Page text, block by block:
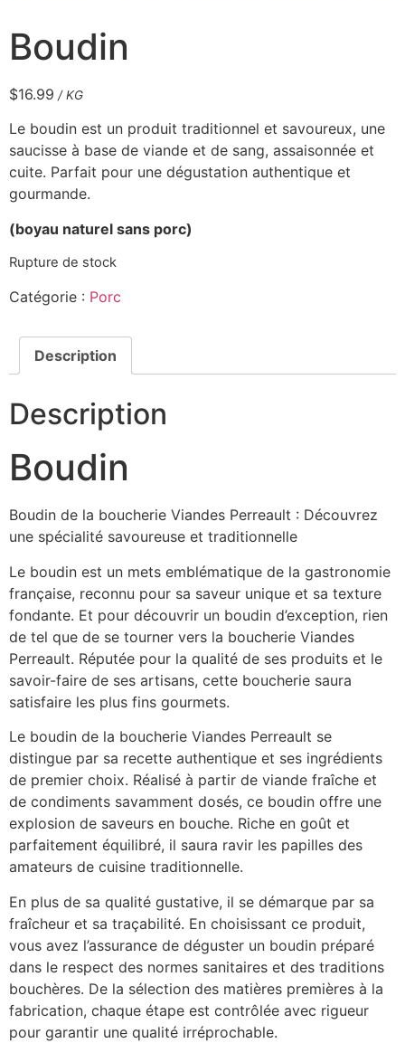
Boudin
$16.99 / KG
Le boudin est un produit traditionnel et savoureux, une
saucisse à base de viande et de sang, assaisonnée et
cuite. Parfait pour une dégustation authentique et
gourmande.
(boyau naturel sans porc)
Rupture de stock
Catégorie : Porc
Description
Description
Boudin
Boudin de la boucherie Viandes Perreault : Découvrez
une spécialité savoureuse et traditionnelle
Le boudin est un mets emblématique de la gastronomie
française, reconnu pour sa saveur unique et sa texture
fondante. Et pour découvrir un boudin d’exception, rien
de tel que de se tourner vers la boucherie Viandes
Perreault. Réputée pour la qualité de ses produits et le
savoir-faire de ses artisans, cette boucherie saura
satisfaire les plus fins gourmets.
Le boudin de la boucherie Viandes Perreault se
distingue par sa recette authentique et ses ingrédients
de premier choix. Réalisé à partir de viande fraîche et
de condiments savamment dosés, ce boudin offre une
explosion de saveurs en bouche. Riche en goût et
parfaitement équilibré, il saura ravir les papilles des
amateurs de cuisine traditionnelle.
En plus de sa qualité gustative, il se démarque par sa
fraîcheur et sa traçabilité. En choisissant ce produit,
vous avez l’assurance de déguster un boudin préparé
dans le respect des normes sanitaires et des traditions
bouchères. De la sélection des matières premières à la
fabrication, chaque étape est contrôlée avec rigueur
pour garantir une qualité irréprochable.